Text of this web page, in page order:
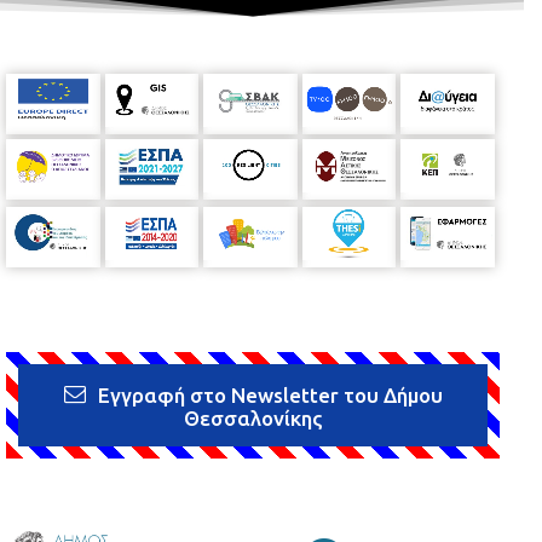
Εγγραφή στο Newsletter του Δήμου
Θεσσαλονίκης